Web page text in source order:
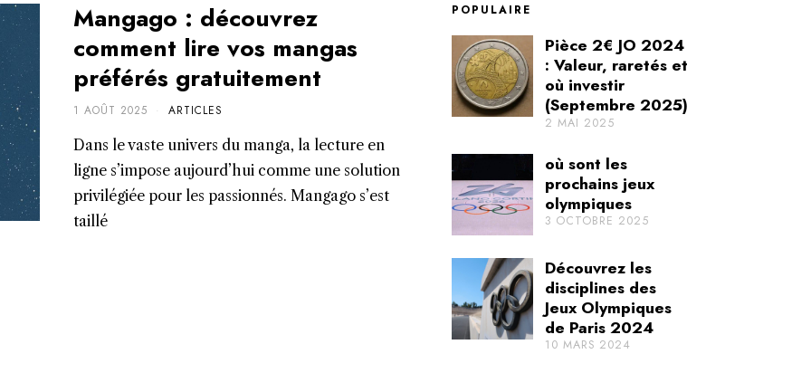
Mangago : découvrez
comment lire vos mangas
préférés gratuitement
1 AOÛT 2025 ARTICLES
Dans le vaste univers du manga, la lecture en
ligne s’impose aujourd’hui comme une solution
privilégiée pour les passionnés. Mangago s’est
taillé
POPULAIRE
Pièce 2€ JO 2024
: Valeur, raretés et
où investir
(Septembre 2025)
2 MAI 2025
où sont les
prochains jeux
olympiques
3 OCTOBRE 2025
Découvrez les
disciplines des
Jeux Olympiques
de Paris 2024
10 MARS 2024